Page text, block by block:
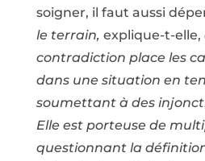
soigner, il faut aussi
le terrain, explique-t-elle,
contradiction place les
dans une situation en
soumettant à des
Elle est porteuse de
questionnant la